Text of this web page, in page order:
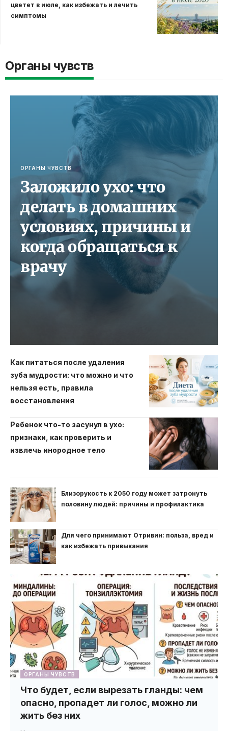
цветет в июле, как избежать и лечить
симптомы
Органы чувств
ОРГАНЫ ЧУВСТВ
Заложило ухо: что
делать в домашних
условиях, причины и
когда обращаться к
врачу
Как питаться после удаления
зуба мудрости: что можно и что
нельзя есть, правила
восстановления
Ребенок что-то засунул в ухо:
признаки, как проверить и
извлечь инородное тело
Близорукость к 2050 году может затронуть
половину людей: причины и профилактика
Для чего принимают Отривин: польза, вред и
как избежать привыкания
ОРГАНЫ ЧУВСТВ
Что будет, если вырезать гланды: чем
опасно, пропадет ли голос, можно ли
жить без них